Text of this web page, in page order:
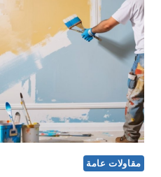
مقاولات عامة